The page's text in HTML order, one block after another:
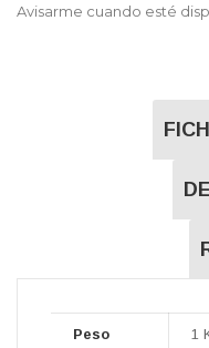
Avisarme cuando esté
Peso 1